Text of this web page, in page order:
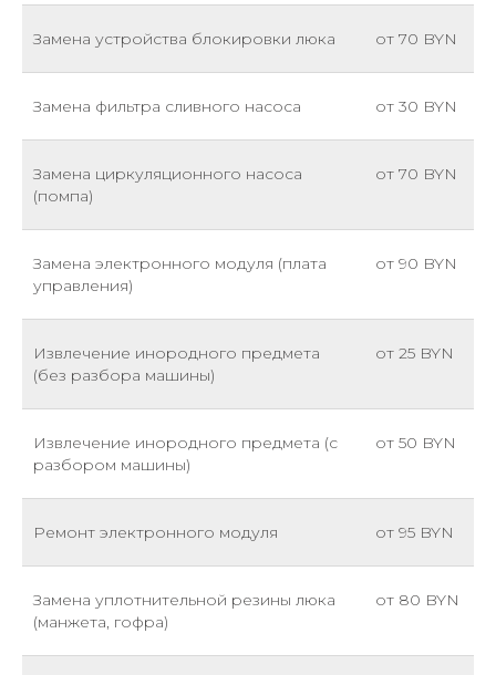
Замена устройства блокировки люка от 70 BYN
Замена фильтра сливного насоса от 30 BYN
Замена циркуляционного насоса
(помпа)
от 70 BYN
Замена электронного модуля (плата
управления)
от 90 BYN
Извлечение инородного предмета
(без разбора машины)
от 25 BYN
Извлечение инородного предмета (с
разбором машины)
от 50 BYN
Ремонт электронного модуля от 95 BYN
Замена уплотнительной резины люка
(манжета, гофра)
от 80 BYN